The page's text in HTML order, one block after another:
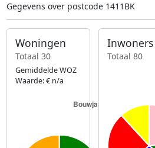
Gegevens over postcode 1411BK
Woningen
Totaal 30
Gemiddelde WOZ
Waarde: € n/a
Inwoners
Totaal 80